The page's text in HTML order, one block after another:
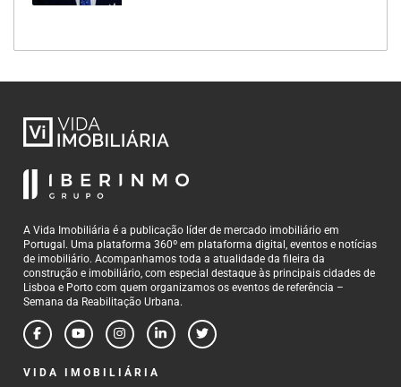
A Vida Imobiliária é a publicação líder de mercado imobiliário em
Portugal. Uma plataforma 360º em plataforma digital, eventos e notícias
de imobiliário. Acompanhamos toda a atualidade da fileira da
construção e imobiliário, com especial destaque às principais cidades de
Lisboa e Porto com quem organizamos os eventos de referência –
Semana da Reabilitação Urbana.
VIDA IMOBILIÁRIA